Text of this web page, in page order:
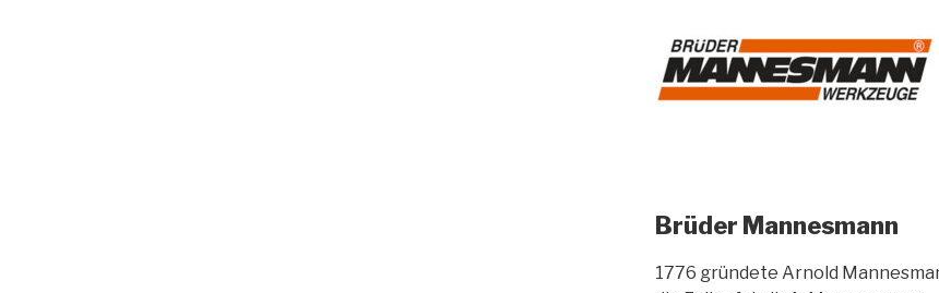
Brüder Mannesmann
1776 gründete Arnold